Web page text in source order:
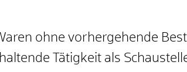
ohne vorhergehende
Tätigkeit als